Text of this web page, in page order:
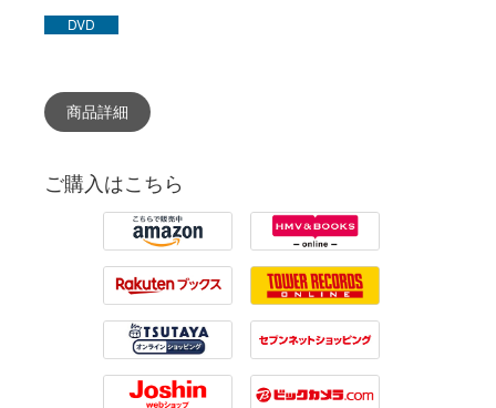
DVD
商品詳細
ご購入はこちら
Amazon HMV
Rakuten Tower Records
Tsutaya 7net